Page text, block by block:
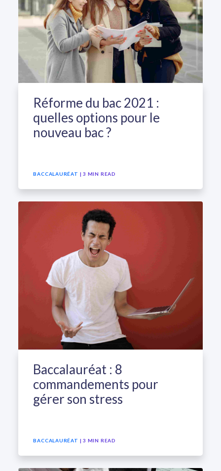
Réforme du bac 2021 :
quelles options pour le
nouveau bac ?
BACCALAURÉAT | 3 MIN READ
Baccalauréat : 8
commandements pour
gérer son stress
BACCALAURÉAT | 3 MIN READ